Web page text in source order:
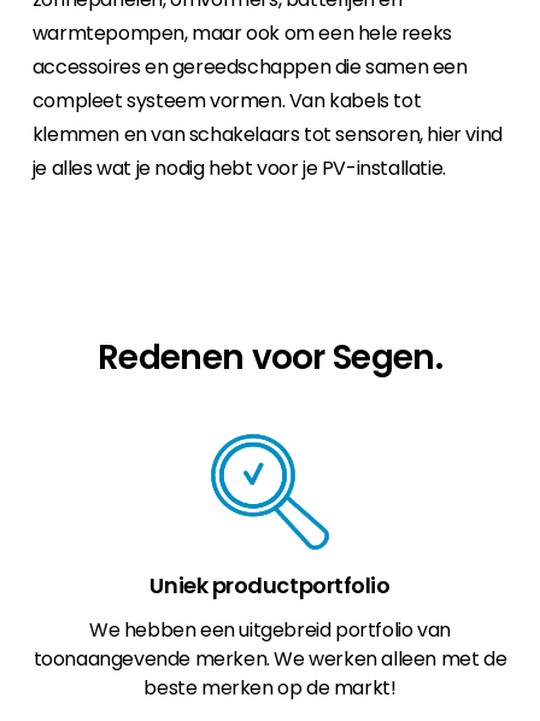
warmtepompen, maar ook om een hele reeks
accessoires en gereedschappen die samen een
compleet systeem vormen. Van kabels tot
klemmen en van schakelaars tot sensoren, hier vind
je alles wat je nodig hebt voor je PV-installatie.
Redenen voor Segen.
Uniek productportfolio
We hebben een uitgebreid portfolio van
toonaangevende merken. We werken alleen met de
beste merken op de markt!